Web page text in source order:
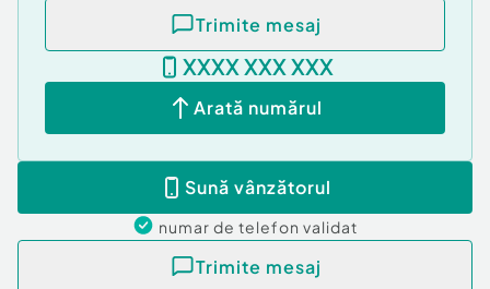
ID 227433 ACTIV IMOB: CASA te bucuri!!!
Trimite mesaj
XXXX XXX XXX
Arată numărul
Sună vânzătorul
numar de telefon validat
Trimite mesaj